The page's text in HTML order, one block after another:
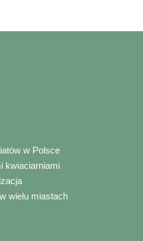
w Polsce
kwiaciarniami
wielu miastach